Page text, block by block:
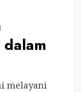
melayani